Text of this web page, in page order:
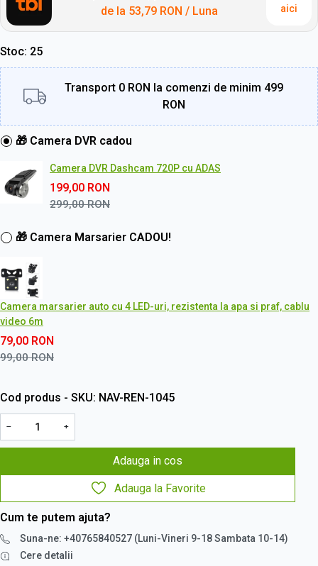
de la 53,79 RON / Luna
aici
Stoc 25
Transport 0 RON la comenzi de minim 499
RON
🎁 Camera DVR cadou
Camera DVR Dashcam 720P cu ADAS
199,00 RON
299,00RON
🎁 Camera Marsarier CADOU!
Camera marsarier auto cu 4 LED-uri, rezistenta la apa si praf, cablu
video 6m
79,00 RON
99,00RON
Cod produs - SKU NAV-REN-1045
− +
Adauga in cos
Adauga la Favorite
Cum te putem ajuta?
Suna-ne: +40765840527 (Luni-Vineri 9-18 Sambata 10-14)
Cere detalii